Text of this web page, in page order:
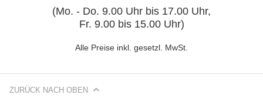
(Mo. - Do. 9.00 Uhr bis 17.00 Uhr,
Fr. 9.00 bis 15.00 Uhr)
Alle Preise inkl. gesetzl. MwSt.
ZURÜCK NACH OBEN